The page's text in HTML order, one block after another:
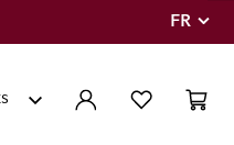
Langue
FR
COMPTE LISTE
PANIER